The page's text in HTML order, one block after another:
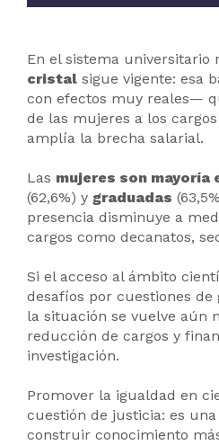
En el sistema universitario
cristal sigue vigente: esa
con efectos muy reales—
de las mujeres a los
amplía la brecha salarial.
Las mujeres son mayoría
(62,6%) y graduadas
presencia disminuye a
cargos como decanatos,
Si el acceso al ámbito
desafíos por cuestiones de
la situación se vuelve aún
reducción de cargos y
investigación.
Promover la igualdad en
cuestión de justicia: es
construir conocimiento